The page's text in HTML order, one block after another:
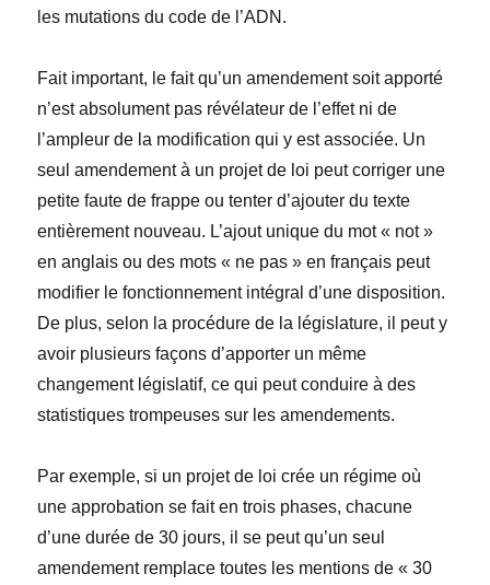
les mutations du code de l’ADN.
Fait important, le fait qu’un amendement soit apporté
n’est absolument pas révélateur de l’effet ni de
l’ampleur de la modification qui y est associée. Un
seul amendement à un projet de loi peut corriger une
petite faute de frappe ou tenter d’ajouter du texte
entièrement nouveau. L’ajout unique du mot « not »
en anglais ou des mots « ne pas » en français peut
modifier le fonctionnement intégral d’une disposition.
De plus, selon la procédure de la législature, il peut y
avoir plusieurs façons d’apporter un même
changement législatif, ce qui peut conduire à des
statistiques trompeuses sur les amendements.
Par exemple, si un projet de loi crée un régime où
une approbation se fait en trois phases, chacune
d’une durée de 30 jours, il se peut qu’un seul
amendement remplace toutes les mentions de « 30